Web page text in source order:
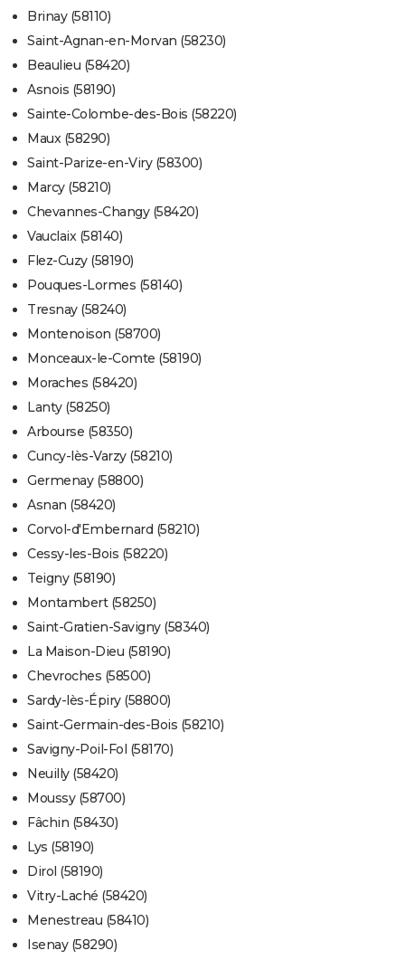
Brinay (58110)
Saint-Agnan-en-Morvan (58230)
Beaulieu (58420)
Asnois (58190)
Sainte-Colombe-des-Bois (58220)
Maux (58290)
Saint-Parize-en-Viry (58300)
Marcy (58210)
Chevannes-Changy (58420)
Vauclaix (58140)
Flez-Cuzy (58190)
Pouques-Lormes (58140)
Tresnay (58240)
Montenoison (58700)
Monceaux-le-Comte (58190)
Moraches (58420)
Lanty (58250)
Arbourse (58350)
Cuncy-lès-Varzy (58210)
Germenay (58800)
Asnan (58420)
Corvol-d'Embernard (58210)
Cessy-les-Bois (58220)
Teigny (58190)
Montambert (58250)
Saint-Gratien-Savigny (58340)
La Maison-Dieu (58190)
Chevroches (58500)
Sardy-lès-Épiry (58800)
Saint-Germain-des-Bois (58210)
Savigny-Poil-Fol (58170)
Neuilly (58420)
Moussy (58700)
Fâchin (58430)
Lys (58190)
Dirol (58190)
Vitry-Laché (58420)
Menestreau (58410)
Isenay (58290)